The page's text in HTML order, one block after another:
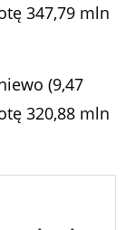
347,79 mln
(9,47
320,88 mln